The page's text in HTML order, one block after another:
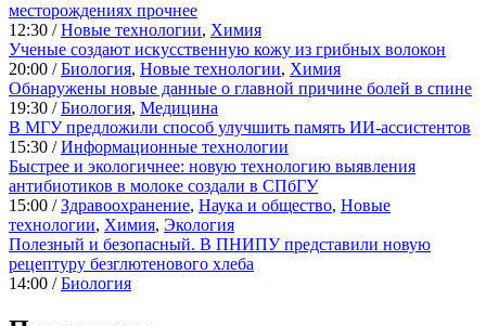
месторождениях прочнее
12:30 /Новые технологии, Химия
Ученые создают искусственную кожу из грибных волокон
20:00 /Биология, Новые технологии, Химия
Обнаружены новые данные о главной причине болей в спине
19:30 /Биология, Медицина
В МГУ предложили способ улучшить память ИИ-ассистентов
15:30 /Информационные технологии
Быстрее и экологичнее: новую технологию выявления
антибиотиков в молоке создали в СПбГУ
15:00 /Здравоохранение, Наука и общество, Новые
технологии, Химия, Экология
Полезный и безопасный. В ПНИПУ представили новую
рецептуру безглютенового хлеба
14:00 /Биология